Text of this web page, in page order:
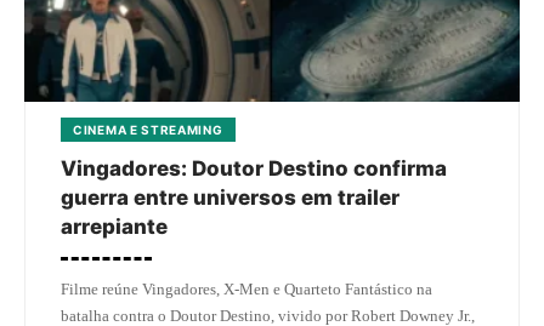
CINEMA E STREAMING
Vingadores: Doutor Destino confirma
guerra entre universos em trailer
arrepiante
Filme reúne Vingadores, X-Men e Quarteto Fantástico na
batalha contra o Doutor Destino, vivido por Robert Downey Jr.,